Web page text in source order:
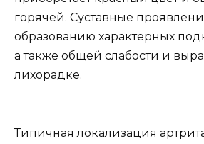
горячей. Суставные
образованию характерных
а также общей слабости и
лихорадке.
Типичная локализация